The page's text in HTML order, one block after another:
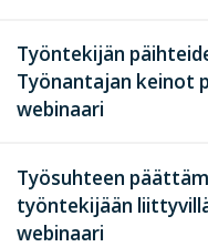
Työntekijän
Työnantajan keinot
webinaari
Työsuhteen
työntekijään
webinaari